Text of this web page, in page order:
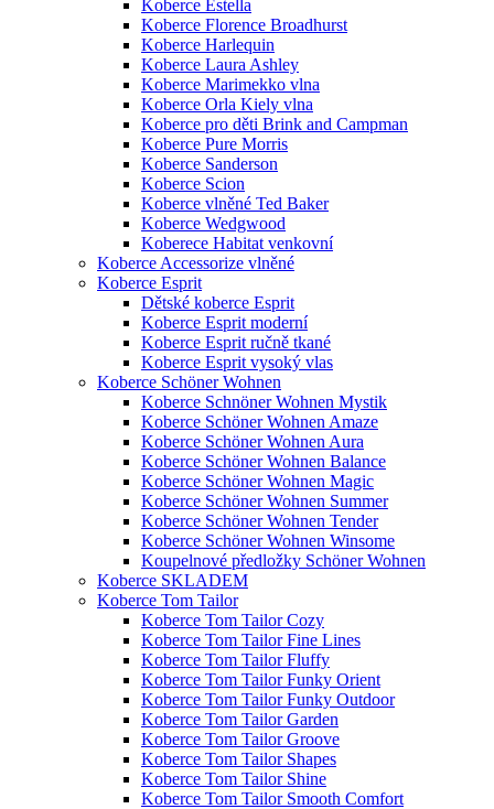
Koberce Estella
Koberce Florence Broadhurst
Koberce Harlequin
Koberce Laura Ashley
Koberce Marimekko vlna
Koberce Orla Kiely vlna
Koberce pro děti Brink and Campman
Koberce Pure Morris
Koberce Sanderson
Koberce Scion
Koberce vlněné Ted Baker
Koberce Wedgwood
Koberece Habitat venkovní
Koberce Accessorize vlněné
Koberce Esprit
Dětské koberce Esprit
Koberce Esprit moderní
Koberce Esprit ručně tkané
Koberce Esprit vysoký vlas
Koberce Schöner Wohnen
Koberce Schnöner Wohnen Mystik
Koberce Schöner Wohnen Amaze
Koberce Schöner Wohnen Aura
Koberce Schöner Wohnen Balance
Koberce Schöner Wohnen Magic
Koberce Schöner Wohnen Summer
Koberce Schöner Wohnen Tender
Koberce Schöner Wohnen Winsome
Koupelnové předložky Schöner Wohnen
Koberce SKLADEM
Koberce Tom Tailor
Koberce Tom Tailor Cozy
Koberce Tom Tailor Fine Lines
Koberce Tom Tailor Fluffy
Koberce Tom Tailor Funky Orient
Koberce Tom Tailor Funky Outdoor
Koberce Tom Tailor Garden
Koberce Tom Tailor Groove
Koberce Tom Tailor Shapes
Koberce Tom Tailor Shine
Koberce Tom Tailor Smooth Comfort